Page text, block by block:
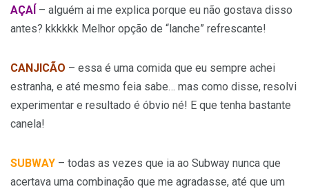
AÇAÍ – alguém ai me explica porque eu não gostava disso
antes? kkkkkk Melhor opção de “lanche” refrescante!
CANJICÃO – essa é uma comida que eu sempre achei
estranha, e até mesmo feia sabe… mas como disse, resolvi
experimentar e resultado é óbvio né! E que tenha bastante
canela!
SUBWAY – todas as vezes que ia ao Subway nunca que
acertava uma combinação que me agradasse, até que um